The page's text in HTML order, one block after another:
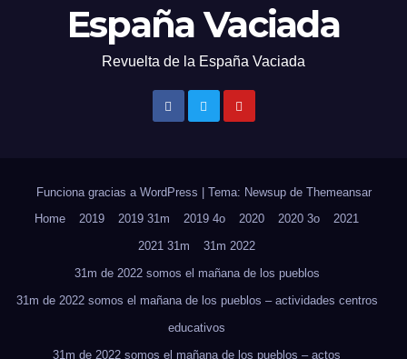
España Vaciada
Revuelta de la España Vaciada
Funciona gracias a WordPress | Tema: Newsup de Themeansar
Home
2019 2019 31m 2019 4o 2020 2020 3o
2021
2021 31m
31m 2022
31m de 2022 somos el mañana de los pueblos
31m de 2022 somos el mañana de los pueblos – actividades centros
educativos
31m de 2022 somos el mañana de los pueblos – actos